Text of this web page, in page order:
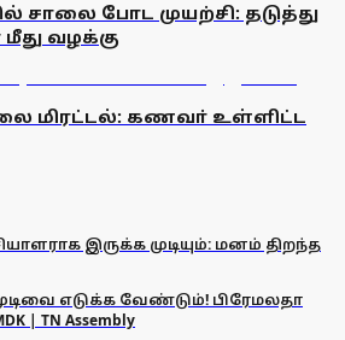
சாலை போட முயற்சி: தடுத்து
மீது வழக்கு
மிரட்டல்: கணவா் உள்ளிட்ட
இருக்க முடியும்: மனம் திறந்த
எடுக்க வேண்டும்! பிரேமலதா
| TN Assembly